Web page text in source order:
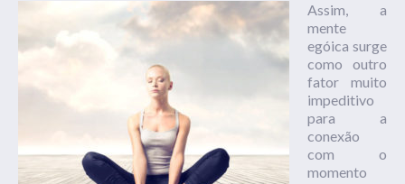
Assim, a
mente
egóica surge
como outro
fator muito
impeditivo
para a
conexão
com o
momento